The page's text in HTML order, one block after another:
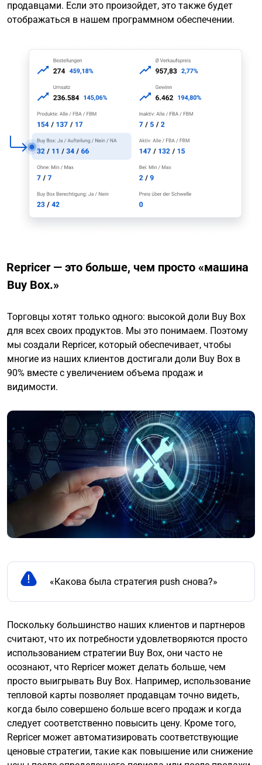
продавцами. Если это произойдет, это также будет
отображаться в нашем программном обеспечении.
Repricer — это больше, чем просто «машина
Buy Box.»
Торговцы хотят только одного: высокой доли Buy Box
для всех своих продуктов. Мы это понимаем. Поэтому
мы создали Repricer, который обеспечивает, чтобы
многие из наших клиентов достигали доли Buy Box в
90% вместе с увеличением объема продаж и
видимости.
«Какова была стратегия push снова?»
Поскольку большинство наших клиентов и партнеров
считают, что их потребности удовлетворяются просто
использованием стратегии Buy Box, они часто не
осознают, что Repricer может делать больше, чем
просто выигрывать Buy Box. Например, использование
тепловой карты позволяет продавцам точно видеть,
когда было совершено больше всего продаж и когда
следует соответственно повысить цену. Кроме того,
Repricer может автоматизировать соответствующие
ценовые стратегии, такие как повышение или снижение